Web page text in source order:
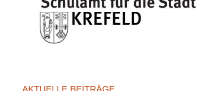
AKTUELLE BEITRÄGE